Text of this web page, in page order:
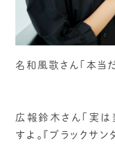
名和風歌さん「本当
広報鈴木さん「実は
すよ。『ブラックサ